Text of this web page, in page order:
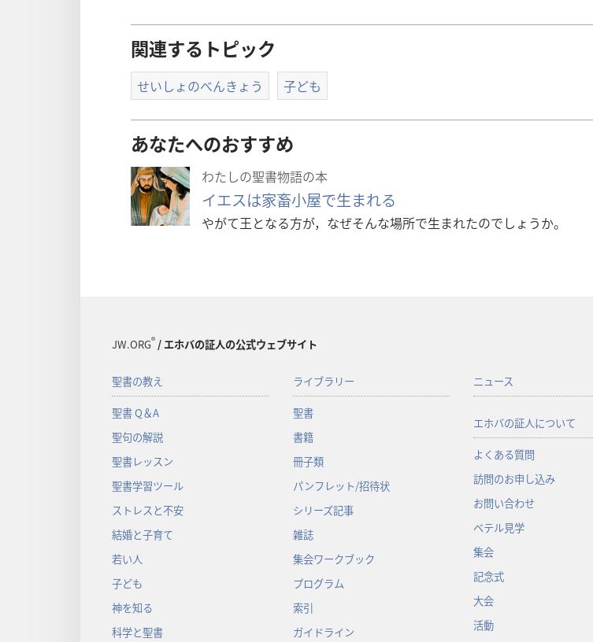
関連するトピック
せいしょのべんきょう 子ども
あなたへのおすすめ
わたしの聖書物語の本
イエスは家畜小屋で生まれる
やがて王となる方が，なぜそんな場所で生まれたのでしょうか。
JW.ORG®/ エホバの証人の公式ウェブサイト
聖書の教え
聖書 Q＆A
聖句の解説
聖書レッスン
聖書学習ツール
ストレスと不安
結婚と子育て
若い人
子ども
神を知る
科学と聖書
ライブラリー
聖書
書籍
冊子類
パンフレット/招待状
シリーズ記事
雑誌
集会ワークブック
プログラム
索引
ガイドライン
ニュース
エホバの証人について
よくある質問
訪問のお申し込み
お問い合わせ
ベテル見学
集会
記念式
大会
活動